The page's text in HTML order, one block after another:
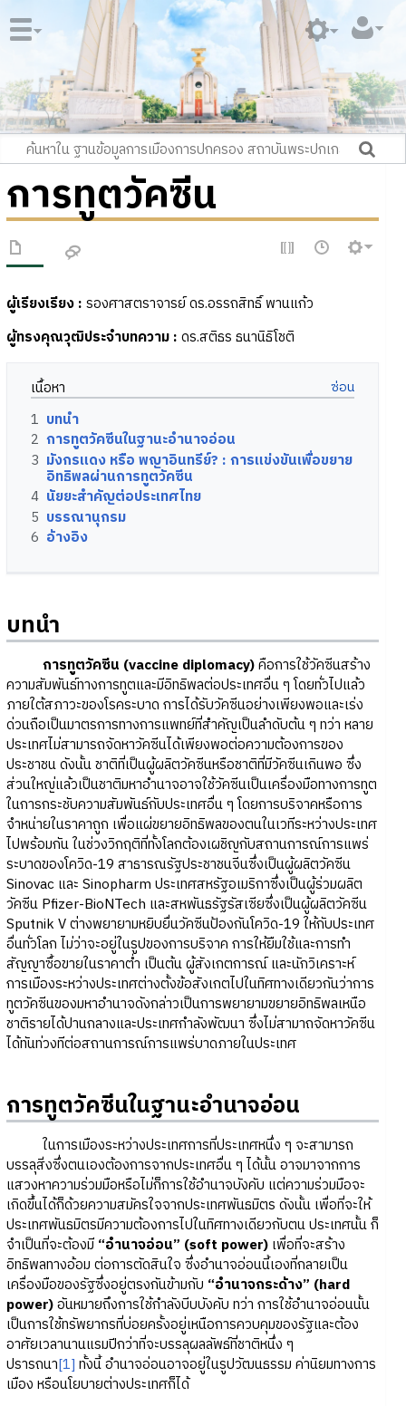
การทูตวัคซีน
ผู้เรียงเรียง : รองศาสตราจารย์ ดร.อรรถสิทธิ์ พานแก้ว
ผู้ทรงคุณวุฒิประจำบทความ : ดร.สติธร ธนานิธิโชติ
เนื้อหา
1 บทนำ
2 การทูตวัคซีนในฐานะอำนาจอ่อน
3 มังกรแดง หรือ พญาอินทรีย์? : การแข่งขันเพื่อขยาย
อิทธิพลผ่านการทูตวัคซีน
4 นัยยะสำคัญต่อประเทศไทย
5 บรรณานุกรม
6 อ้างอิง
บทนำ
การทูตวัคซีน (vaccine diplomacy)คือการใช้วัคซีนสร้าง
ความสัมพันธ์ทางการทูตและมีอิทธิพลต่อประเทศอื่น ๆ โดยทั่วไปแล้ว
ภายใต้สภาวะของโรคระบาด การได้รับวัคซีนอย่างเพียงพอและเร่ง
ด่วนถือเป็นมาตรการทางการแพทย์ที่สำคัญเป็นลำดับต้น ๆ ทว่า หลาย
ประเทศไม่สามารถจัดหาวัคซีนได้เพียงพอต่อความต้องการของ
ประชาชน ดังนั้น ชาติที่เป็นผู้ผลิตวัคซีนหรือชาติที่มีวัคซีนเกินพอ ซึ่ง
ส่วนใหญ่แล้วเป็นชาติมหาอำนาจอาจใช้วัคซีนเป็นเครื่องมือทางการทูต
ในการกระชับความสัมพันธ์กับประเทศอื่น ๆ โดยการบริจาคหรือการ
จำหน่ายในราคาถูก เพื่อแผ่ขยายอิทธิพลของตนในเวทีระหว่างประเทศ
ไปพร้อมกัน ในช่วงวิกฤติที่ทั้งโลกต้องเผชิญกับสถานการณ์การแพร่
ระบาดของโควิด-19 สาธารณรัฐประชาชนจีนซึ่งเป็นผู้ผลิตวัคซีน
Sinovac และ Sinopharm ประเทศสหรัฐอเมริกาซึ่งเป็นผู้ร่วมผลิต
วัคซีน Pfizer-BioNTech และสหพันธรัฐรัสเซียซึ่งเป็นผู้ผลิตวัคซีน
Sputnik V ต่างพยายามหยิบยื่นวัคซีนป้องกันโควิด-19 ให้กับประเทศ
อื่นทั่วโลก ไม่ว่าจะอยู่ในรูปของการบริจาค การให้ยืมใช้และการทำ
สัญญาซื้อขายในราคาต่ำ เป็นต้น ผู้สังเกตการณ์ และนักวิเคราะห์
การเมืองระหว่างประเทศต่างตั้งข้อสังเกตไปในทิศทางเดียวกันว่าการ
ทูตวัคซีนของมหาอำนาจดังกล่าวเป็นการพยายามขยายอิทธิพลเหนือ
ชาติรายได้ปานกลางและประเทศกำลังพัฒนา ซึ่งไม่สามาถจัดหาวัคซีน
ได้ทันท่วงทีต่อสถานการณ์การแพร่บาดภายในประเทศ
การทูตวัคซีนในฐานะอำนาจอ่อน
ในการเมืองระหว่างประเทศการที่ประเทศหนึ่ง ๆ จะสามารถ
บรรลุสิ่งซึ่งตนเองต้องการจากประเทศอื่น ๆ ได้นั้น อาจมาจากการ
แสวงหาความร่วมมือหรือไม่ก็การใช้อำนาจบังคับ แต่ความร่วมมือจะ
เกิดขึ้นได้ก็ด้วยความสมัครใจจากประเทศพันธมิตร ดังนั้น เพื่อที่จะให้
ประเทศพันธมิตรมีความต้องการไปในทิศทางเดียวกับตน ประเทศนั้น ก็
จำเป็นที่จะต้องมี “อำนาจอ่อน” (soft power)เพื่อที่จะสร้าง
อิทธิพลทางอ้อม ต่อการตัดสินใจ ซึ่งอำนาจอ่อนนี้เองที่กลายเป็น
เครื่องมือของรัฐซึ่งอยู่ตรงกันข้ามกับ “อำนาจกระด้าง” (hard
power)อันหมายถึงการใช้กำลังบีบบังคับ ทว่า การใช้อำนาจอ่อนนั้น
เป็นการใช้ทรัพยากรที่บ่อยครั้งอยู่เหนือการควบคุมของรัฐและต้อง
อาศัยเวลานานแรมปีกว่าที่จะบรรลุผลลัพธ์ที่ชาติหนึ่ง ๆ
ปรารถนา[1] ทั้งนี้ อำนาจอ่อนอาจอยู่ในรูปวัฒนธรรม ค่านิยมทางการ
เมือง หรือนโยบายต่างประเทศก็ได้